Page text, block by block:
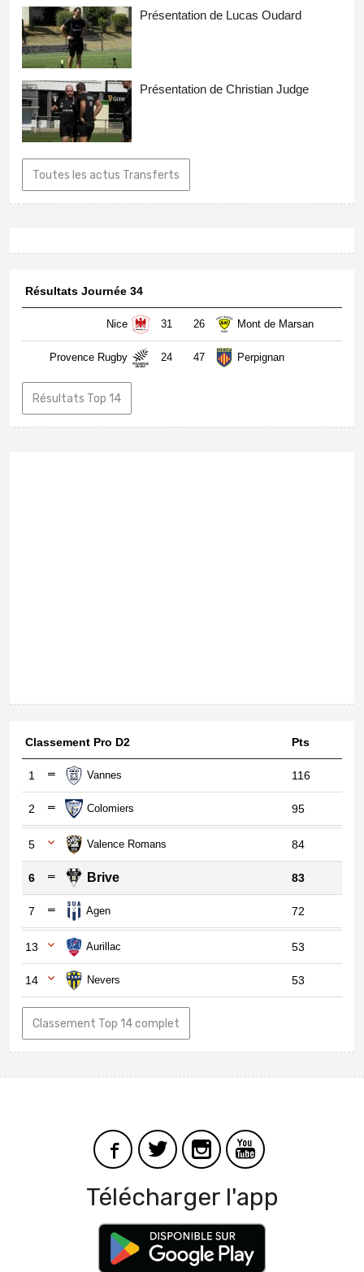
Présentation de Lucas Oudard
Présentation de Christian Judge
Toutes les actus Transferts
Résultats Journée 34
Nice 31 26 Mont de Marsan
Provence Rugby 24 47 Perpignan
Résultats Top 14
Classement Pro D2 Pts
1 Vannes 116
2 Colomiers 95
5 Valence Romans 84
6 Brive 83
7 Agen 72
13 Aurillac 53
14 Nevers 53
Classement Top 14 complet
Télécharger l'app